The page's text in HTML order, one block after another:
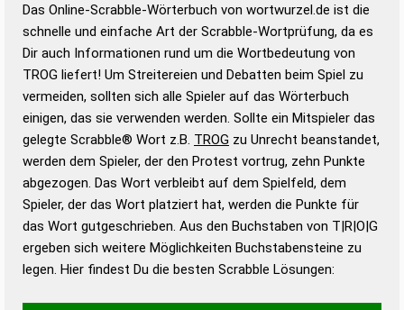
Wortwurzel liefert mit Hilfe eines semantischen
Wortanalyse-Algorithmus gute Anhaltspunkte zu
Wortbedeutung, Worttrennung und Wortform, um die
Gültigkeit eines Wortes für das Scrabble-Spiel zu
bestimmen!
zugelassene Turnier Scrabble-
Wörterbücher sind:
Duden – Standardwerk in 12 Bänden
Duden – Richtiges und gutes
Deutsch
Duden – Die deutsche Grammatik
Duden – Deutsches
Universalwörterbuch
Das Online-Scrabble-Wörterbuch von wortwurzel.de ist die
schnelle und einfache Art der Scrabble-Wortprüfung, da es
Dir auch Informationen rund um die Wortbedeutung von
TROG liefert! Um Streitereien und Debatten beim Spiel zu
vermeiden, sollten sich alle Spieler auf das Wörterbuch
einigen, das sie verwenden werden. Sollte ein Mitspieler das
gelegte Scrabble® Wort z.B. TROG zu Unrecht beanstandet,
werden dem Spieler, der den Protest vortrug, zehn Punkte
abgezogen. Das Wort verbleibt auf dem Spielfeld, dem
Spieler, der das Wort platziert hat, werden die Punkte für
das Wort gutgeschrieben. Aus den Buchstaben von T|R|O|G
ergeben sich weitere Möglichkeiten Buchstabensteine zu
legen. Hier findest Du die besten Scrabble Lösungen: